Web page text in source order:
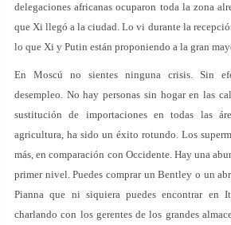
delegaciones africanas ocuparon toda la zona
que Xi llegó a la ciudad. Lo vi durante la
lo que Xi y Putin están proponiendo a la gran
En Moscú no sientes ninguna crisis. Sin
desempleo. No hay personas sin hogar en las
sustitución de importaciones en todas las
agricultura, ha sido un éxito rotundo. Los
más, en comparación con Occidente. Hay una
primer nivel. Puedes comprar un Bentley o un
Pianna que ni siquiera puedes encontrar en
charlando con los gerentes de los grandes